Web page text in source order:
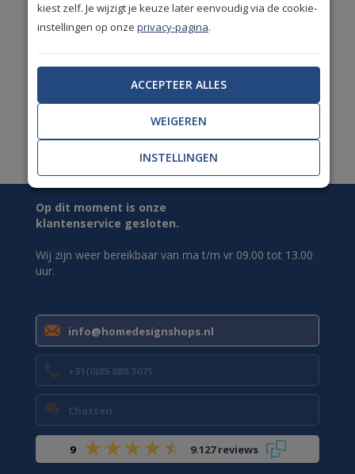
De mooisteA-merken
Uitstekende
Op dit moment is onze
klantenservice gesloten.
Wij zijn weer bereikbaar van ma t/m vr 09.00 tot 13.00
uur.
info@homedesignshops.nl
+31(0)85 888 3671
Chatten
9 9.127 reviews
kiest zelf. Je wijzigt je keuze later eenvoudig via de cookie-
instellingen op onzeprivacy-pagina.
ACCEPTEER ALLES
WEIGEREN
INSTELLINGEN